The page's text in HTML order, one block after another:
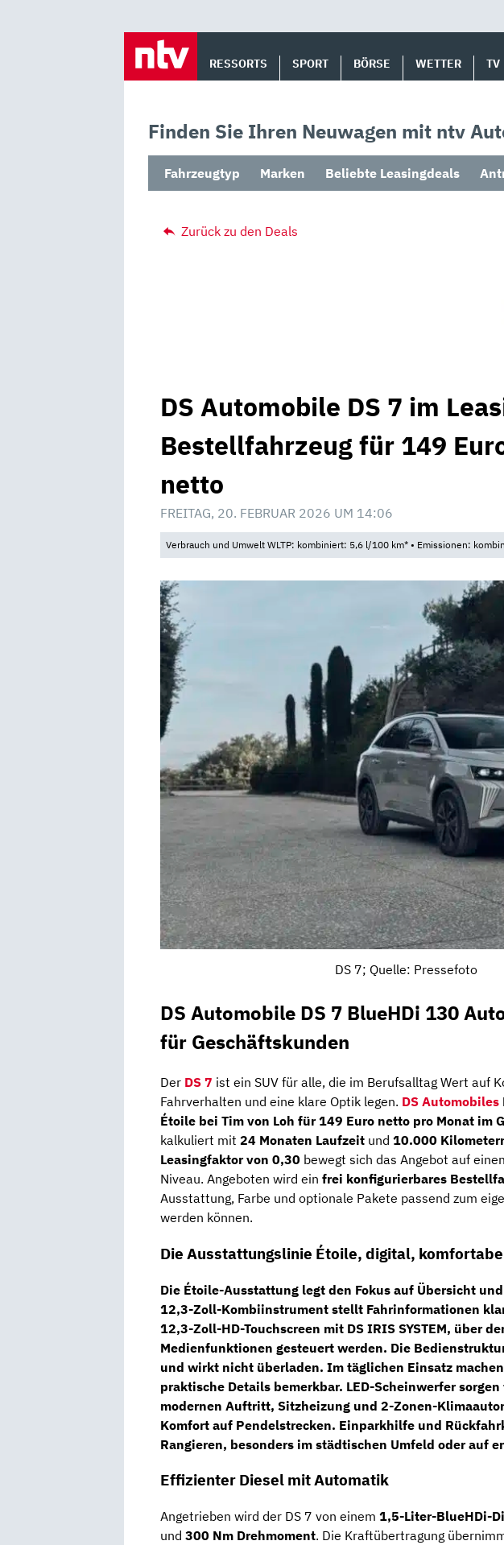
RESSORTS SPORT BÖRSE WETTER TV
Finden Sie Ihren Neuwagen mit ntv
Fahrzeugtyp Marken Beliebte Leasingdeals
Zurück zu den Deals
DS Automobile DS 7 im
Bestellfahrzeug für 149
netto
FREITAG, 20. FEBRUAR 2026 UM 14:06
Verbrauch und Umwelt WLTP: kombiniert: 5,6 l/100 km* • Emissionen:
DS 7; Quelle: Pressefoto
DS Automobile DS 7 BlueHDi 130
für Geschäftskunden
Der DS 7 ist ein SUV für alle, die im Berufsalltag Wert auf
Fahrverhalten und eine klare Optik legen. DS Automobiles
Étoile bei Tim von Loh für 149 Euro netto pro Monat im
kalkuliert mit 24 Monaten Laufzeit und 10.000
Leasingfaktor von 0,30 bewegt sich das Angebot auf
Niveau. Angeboten wird ein frei konfigurierbares
Ausstattung, Farbe und optionale Pakete passend zum
werden können.
Die Ausstattungslinie Étoile, digital,
Die Étoile-Ausstattung legt den Fokus auf Übersicht
12,3-Zoll-Kombiinstrument stellt Fahrinformationen
12,3-Zoll-HD-Touchscreen mit DS IRIS SYSTEM, über
Medienfunktionen gesteuert werden. Die
und wirkt nicht überladen. Im täglichen Einsatz
praktische Details bemerkbar. LED-Scheinwerfersorgen
modernen Auftritt, Sitzheizung und 2-Zonen-
Komfort auf Pendelstrecken. Einparkhilfe und
Rangieren, besonders im städtischen Umfeld oder auf
Effizienter Diesel mit Automatik
Angetrieben wird der DS 7 von einem 1,5-Liter-BlueHDi-
und 300 Nm Drehmoment. Die Kraftübertragung